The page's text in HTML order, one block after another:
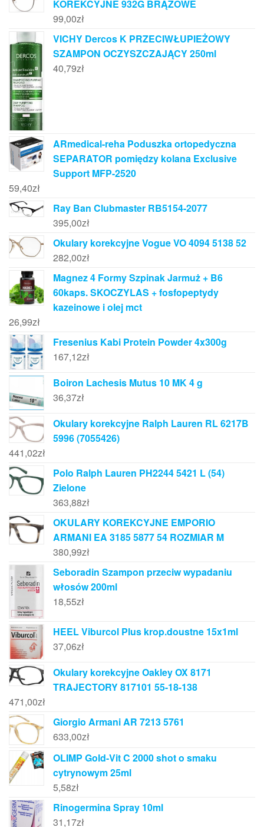
KOREKCYJNE 932G BRĄZOWE
99,00zł
VICHY Dercos K PRZECIWŁUPIEŻOWY
SZAMPON OCZYSZCZAJĄCY 250ml
40,79zł
ARmedical-reha Poduszka ortopedyczna
SEPARATOR pomiędzy kolana Exclusive
Support MFP-2520
59,40zł
Ray Ban Clubmaster RB5154-2077
395,00zł
Okulary korekcyjne Vogue VO 4094 5138 52
282,00zł
Magnez 4 Formy Szpinak Jarmuż + B6
60kaps. SKOCZYLAS + fosfopeptydy
kazeinowe i olej mct
26,99zł
Fresenius Kabi Protein Powder 4x300g
167,12zł
Boiron Lachesis Mutus 10 MK 4 g
36,37zł
Okulary korekcyjne Ralph Lauren RL 6217B
5996 (7055426)
441,02zł
Polo Ralph Lauren PH2244 5421 L (54)
Zielone
363,88zł
OKULARY KOREKCYJNE EMPORIO
ARMANI EA 3185 5877 54 ROZMIAR M
380,99zł
Seboradin Szampon przeciw wypadaniu
włosów 200ml
18,55zł
HEEL Viburcol Plus krop.doustne 15x1ml
37,06zł
Okulary korekcyjne Oakley OX 8171
TRAJECTORY 817101 55-18-138
471,00zł
Giorgio Armani AR 7213 5761
633,00zł
OLIMP Gold-Vit C 2000 shot o smaku
cytrynowym 25ml
5,58zł
Rinogermina Spray 10ml
31,17zł